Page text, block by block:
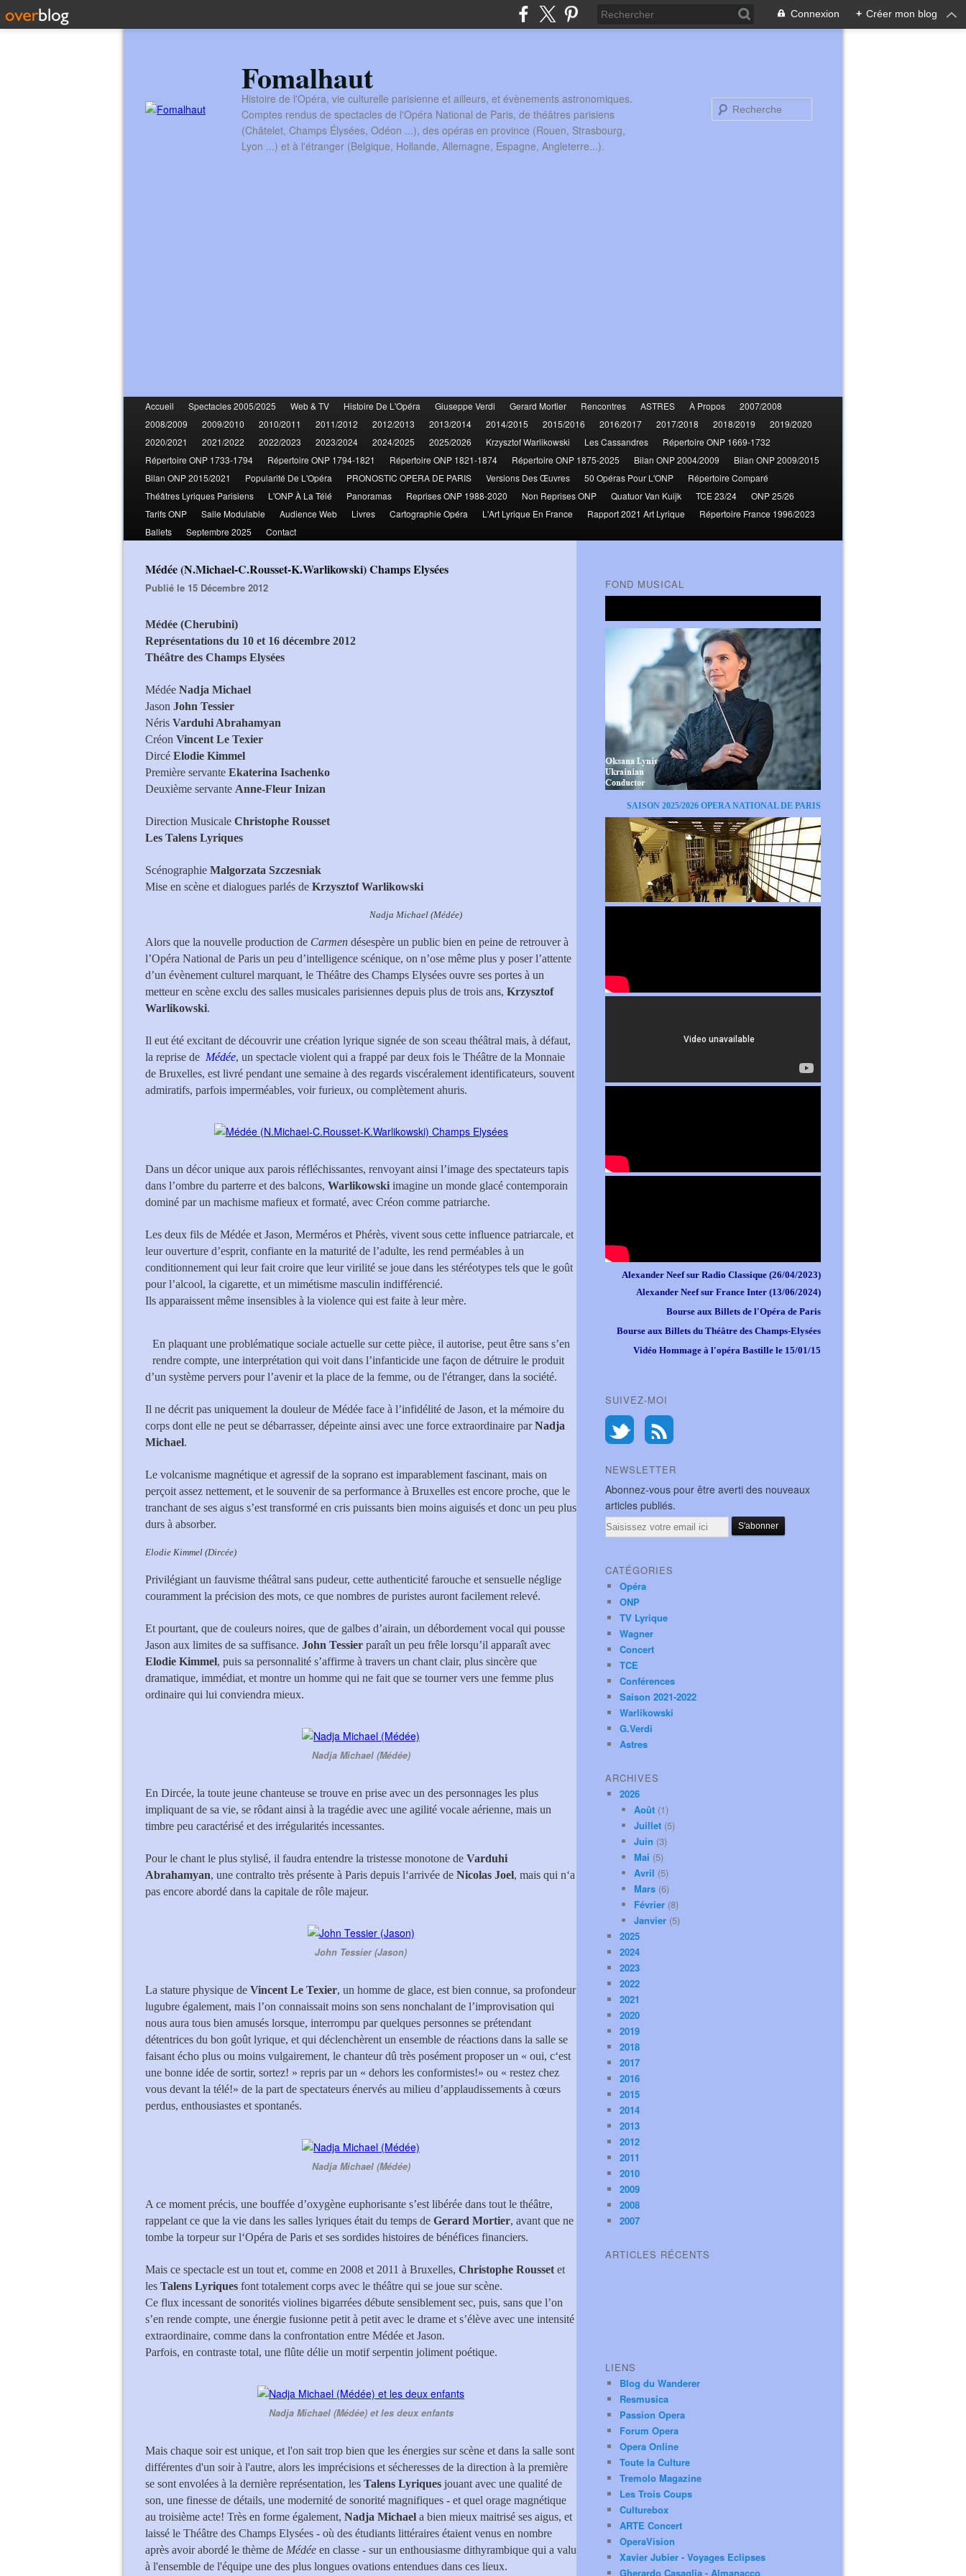
Connexion + Créer mon blog
Fomalhaut
Histoire de l'Opéra, vie culturelle parisienne et ailleurs, et évènements astronomiques.
Comptes rendus de spectacles de l'Opéra National de Paris, de théâtres parisiens
(Châtelet, Champs Élysées, Odéon ...), des opéras en province (Rouen, Strasbourg,
Lyon ...) et à l'étranger (Belgique, Hollande, Allemagne, Espagne, Angleterre...).
Accueil Spectacles 2005/2025 Web & TV Histoire De L'Opéra Giuseppe Verdi Gerard Mortier Rencontres ASTRES À Propos
2007/2008
2008/2009
2009/2010 2010/2011 2011/2012 2012/2013 2013/2014 2014/2015 2015/2016 2016/2017 2017/2018 2018/2019
2019/2020
2020/2021
2021/2022 2022/2023 2023/2024 2024/2025 2025/2026 Krzysztof Warlikowski Les Cassandres
Répertoire ONP 1669-1732
Répertoire ONP 1733-1794
Répertoire ONP 1794-1821 Répertoire ONP 1821-1874 Répertoire ONP 1875-2025 Bilan ONP 2004/2009
Bilan ONP 2009/2015
Bilan ONP 2015/2021
Popularité De L'Opéra PRONOSTIC OPERA DE PARIS Versions Des Œuvres 50 Opéras Pour L'ONP
Répertoire Comparé
Théâtres Lyriques Parisiens
L'ONP À La Télé Panoramas Reprises ONP 1988-2020 Non Reprises ONP Quatuor Van Kuijk TCE 23/24
ONP 25/26
Tarifs ONP
Salle Modulable Audience Web Livres Cartographie Opéra L'Art Lyrique En France Rapport 2021 Art Lyrique
Répertoire France 1996/2023
Ballets
Septembre 2025 Contact
Médée (N.Michael-C.Rousset-K.Warlikowski) Champs Elysées
Publié le 15 Décembre 2012
Médée (Cherubini)
Représentations du 10 et 16 décembre 2012
Théâtre des Champs Elysées
Médée Nadja Michael
Jason John Tessier
Néris Varduhi Abrahamyan
Créon Vincent Le Texier
Dircé Elodie Kimmel
Première servante Ekaterina Isachenko
Deuxième servante Anne-Fleur Inizan
Direction Musicale Christophe Rousset
Les Talens Lyriques
Scénographie Malgorzata Szczesniak
Mise en scène et dialogues parlés de Krzysztof Warlikowski
Nadja Michael (Médée)
Alors que la nouvelle production de Carmen désespère un public bien en peine de retrouver à
l’Opéra National de Paris un peu d’intelligence scénique, on n’ose même plus y poser l’attente
d’un évènement culturel marquant, le Théâtre des Champs Elysées ouvre ses portes à un
metteur en scène exclu des salles musicales parisiennes depuis plus de trois ans, Krzysztof
Warlikowski.
Il eut été excitant de découvrir une création lyrique signée de son sceau théâtral mais, à défaut,
la reprise de Médée, un spectacle violent qui a frappé par deux fois le Théâtre de la Monnaie
de Bruxelles, est livré pendant une semaine à des regards viscéralement identificateurs, souvent
admiratifs, parfois imperméables, voir furieux, ou complètement ahuris.
Dans un décor unique aux parois réfléchissantes, renvoyant ainsi l’image des spectateurs tapis
dans l’ombre du parterre et des balcons, Warlikowski imagine un monde glacé contemporain
dominé par un machisme mafieux et formaté, avec Créon comme patriarche.
Les deux fils de Médée et Jason, Merméros et Phérès, vivent sous cette influence patriarcale, et
leur ouverture d’esprit, confiante en la maturité de l’adulte, les rend perméables à un
conditionnement qui leur fait croire que leur virilité se joue dans les stéréotypes tels que le goût
pour l’alcool, la cigarette, et un mimétisme masculin indifférencié.
Ils apparaissent même insensibles à la violence qui est faite à leur mère.
En plaquant une problématique sociale actuelle sur cette pièce, il autorise, peut être sans s’en
rendre compte, une interprétation qui voit dans l’infanticide une façon de détruire le produit
d’un système pervers pour l’avenir et la place de la femme, ou de l'étranger, dans la société.
Il ne décrit pas uniquement la douleur de Médée face à l’infidélité de Jason, et la mémoire du
corps dont elle ne peut se débarrasser, dépeinte ainsi avec une force extraordinaire parNadja
Michael.
Le volcanisme magnétique et agressif de la soprano est imparablement fascinant, mais on
perçoit assez nettement, et le souvenir de sa performance à Bruxelles est encore proche, que le
tranchant de ses aigus s’est transformé en cris puissants bien moins aiguisés et donc un peu plus
durs à absorber.
Elodie Kimmel (Dircée)
Privilégiant un fauvisme théâtral sans pudeur, cette authenticité farouche et sensuelle néglige
couramment la précision des mots, ce que nombres de puristes auront facilement relevé.
Et pourtant, que de couleurs noires, que de galbes d’airain, un débordement vocal qui pousse
Jason aux limites de sa suffisance. John Tessier paraît un peu frêle lorsqu’il apparaît avec
Elodie Kimmel, puis sa personnalité s’affirme à travers un chant clair, plus sincère que
dramatique, immédiat, et montre un homme qui ne fait que se tourner vers une femme plus
ordinaire qui lui conviendra mieux.
Nadja Michael (Médée)
En Dircée, la toute jeune chanteuse se trouve en prise avec un des personnages les plus
impliquant de sa vie, se rôdant ainsi à la tragédie avec une agilité vocale aérienne, mais un
timbre peu caractérisé et des irrégularités incessantes.
Pour le chant le plus stylisé, il faudra entendre la tristesse monotone de Varduhi
Abrahamyan, une contralto très présente à Paris depuis l‘arrivée de Nicolas Joel, mais qui n‘a
pas encore abordé dans la capitale de rôle majeur.
John Tessier (Jason)
La stature physique de Vincent Le Texier, un homme de glace, est bien connue, sa profondeur
lugubre également, mais l’on connaissait moins son sens nonchalant de l’improvisation qui
nous aura tous bien amusés lorsque, interrompu par quelques personnes se prétendant
détentrices du bon goût lyrique, et qui déclenchèrent un ensemble de réactions dans la salle se
faisant écho plus ou moins vulgairement, le chanteur dû très posément proposer un « oui, c‘est
une bonne idée de sortir, sortez! » repris par un « dehors les conformistes!» ou « restez chez
vous devant la télé!» de la part de spectateurs énervés au milieu d’applaudissements à cœurs
perdus, enthousiastes et spontanés.
Nadja Michael (Médée)
A ce moment précis, une bouffée d’oxygène euphorisante s’est libérée dans tout le théâtre,
rappelant ce que la vie dans les salles lyriques était du temps de Gerard Mortier, avant que ne
tombe la torpeur sur l‘Opéra de Paris et ses sordides histoires de bénéfices financiers.
Mais ce spectacle est un tout et, comme en 2008 et 2011 à Bruxelles, Christophe Rousset et
les Talens Lyriques font totalement corps avec le théâtre qui se joue sur scène.
Ce flux incessant de sonorités violines bigarrées débute sensiblement sec, puis, sans que l’on
s’en rende compte, une énergie fusionne petit à petit avec le drame et s’élève avec une intensité
extraordinaire, comme dans la confrontation entre Médée et Jason.
Parfois, en contraste total, une flûte délie un motif serpentin joliment poétique.
Nadja Michael (Médée) et les deux enfants
Mais chaque soir est unique, et l'on sait trop bien que les énergies sur scène et dans la salle sont
différentes d'un soir à l'autre, alors les imprécisions et sécheresses de la direction à la première
se sont envolées à la dernière représentation, les Talens Lyriques jouant avec une qualité de
son, une finesse de détails, une modernité de sonorité magnifiques - et quel orage magnétique
au troisième acte! Très en forme également, Nadja Michael a bien mieux maitrisé ses aigus, et
laissé le Théâtre des Champs Elysées - où des étudiants littéraires étaient venus en nombre
après avoir abordé le thème de Médée en classe - sur un enthousiasme dithyrambique qui a valu
à l'ensemble de l'équipe une des plus longues ovations entendues dans ces lieux.
FOND MUSICAL
SAISON 2025/2026 OPERA NATIONAL DE PARIS
Alexander Neef sur Radio Classique (26/04/2023)
Alexander Neef sur France Inter (13/06/2024)
Bourse aux Billets de l'Opéra de Paris
Bourse aux Billets du Théâtre des Champs-Elysées
Vidéo Hommage à l'opéra Bastille le 15/01/15
SUIVEZ-MOI
NEWSLETTER
Abonnez-vous pour être averti des nouveaux
articles publiés.
Email
CATÉGORIES
Opéra
ONP
TV Lyrique
Wagner
Concert
TCE
Conférences
Saison 2021-2022
Warlikowski
G.Verdi
Astres
ARCHIVES
2026
Août (1)
Juillet (5)
Juin (3)
Mai (5)
Avril (5)
Mars (6)
Février (8)
Janvier (5)
2025
2024
2023
2022
2021
2020
2019
2018
2017
2016
2015
2014
2013
2012
2011
2010
2009
2008
2007
ARTICLES RÉCENTS
LIENS
Blog du Wanderer
Resmusica
Passion Opera
Forum Opera
Opera Online
Toute la Culture
Tremolo Magazine
Les Trois Coups
Culturebox
ARTE Concert
OperaVision
Xavier Jubier - Voyages Eclipses
Gherardo Casaglia - Almanacco